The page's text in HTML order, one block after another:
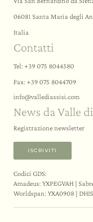
L’ospitalità
I sapori
Le attività
Il ristorante
Rituali di benessere
Gli eventi
Meeting e Congressi
Team building a tema
Matrimoni ed eventi
Le
Bike Hotel
Attività e sport
Assisi e dintorni
06081 Santa Maria degli
Italia
Contatti
Tel:+39 075 8044580
Fax: +39 075 8044709
info@vallediassisi.com
News da Valle
Registrazione newsletter
ISCRIVITI
Codici GDS:
Amadeus: YXPEGVAH |
Worldspan: YXA0908 |